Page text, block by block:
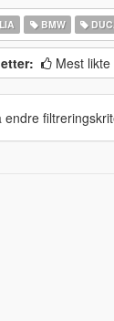
BMW
Mest likte